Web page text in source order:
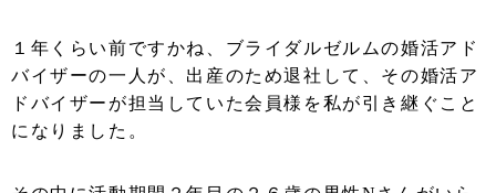
１年くらい前ですかね、ブライダルゼルムの婚活アド
バイザーの一人が、出産のため退社して、その婚活ア
ドバイザーが担当していた会員様を私が引き継ぐこと
になりました。